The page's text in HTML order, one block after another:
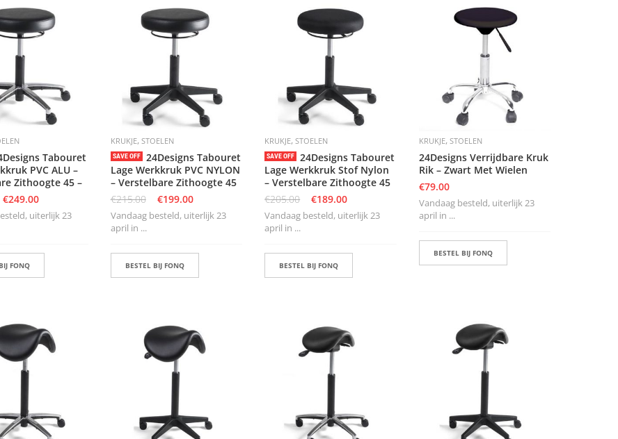
Tabouret
PVC ALU –
Zithoogte 45 –
€249.00
uiterlijk 23
FONQ
KRUKJE, STOELEN
SAVE OFF
24Designs Tabouret
Lage Werkkruk PVC NYLON
– Verstelbare Zithoogte 45
€215.00 €199.00
Vandaag besteld, uiterlijk 23
april in ...
BESTEL BIJ FONQ
KRUKJE,STOELEN
SAVE OFF
24Designs Tabouret
Lage Werkkruk Stof Nylon
– Verstelbare Zithoogte 45
€205.00 €189.00
Vandaag besteld, uiterlijk 23
april in ...
BESTEL BIJ FONQ
KRUKJE, STOELEN
24Designs Verrijdbare Kruk
Rik – Zwart Met Wielen
€79.00
Vandaag besteld, uiterlijk 23
april in ...
BESTEL BIJ FONQ